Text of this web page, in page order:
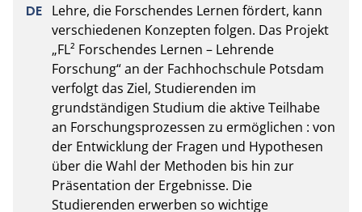
Lehre, die Forschendes Lernen fördert, kann
verschiedenen Konzepten folgen. Das Projekt
„FL² Forschendes Lernen – Lehrende
Forschung“ an der Fachhochschule Potsdam
verfolgt das Ziel, Studierenden im
grundständigen Studium die aktive Teilhabe
an Forschungsprozessen zu ermöglichen : von
der Entwicklung der Fragen und Hypothesen
über die Wahl der Methoden bis hin zur
Präsentation der Ergebnisse. Die
Studierenden erwerben so wichtige